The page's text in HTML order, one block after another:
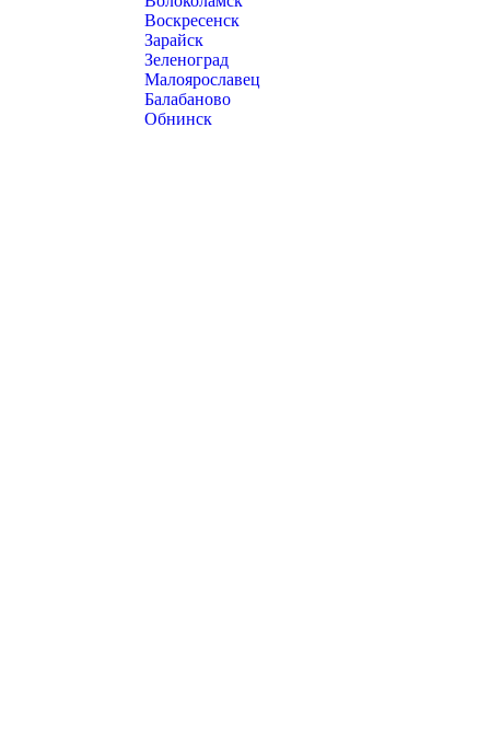
Воскресенск
Зарайск
Зеленоград
Малоярославец
Балабаново
Обнинск